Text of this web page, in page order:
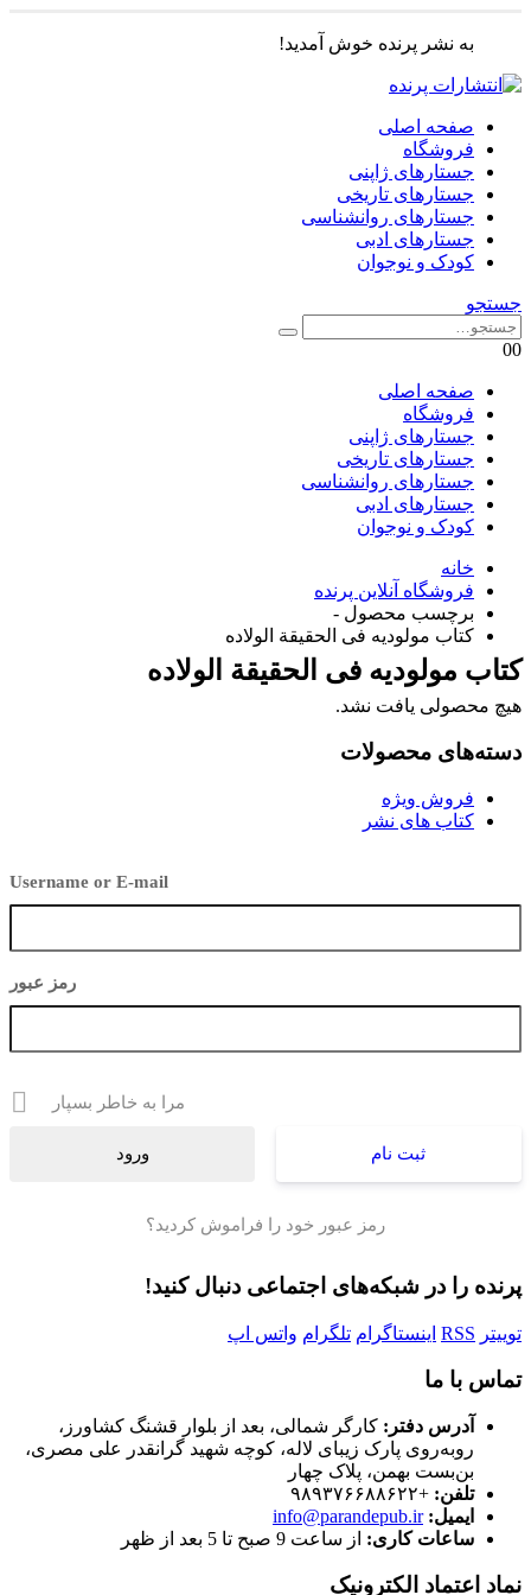
به نشر پرنده خوش آمدید!
صفحه اصلی
فروشگاه
جستارهای ژاپنی
جستارهای تاریخی
جستارهای روانشناسی
جستارهای ادبی
کودک و نوجوان
جستجو
00
صفحه اصلی
فروشگاه
جستارهای ژاپنی
جستارهای تاریخی
جستارهای روانشناسی
جستارهای ادبی
کودک و نوجوان
خانه
فروشگاه آنلاین پرنده
برچسب محصول -
کتاب مولوديه فى الحقيقة الولاده
کتاب مولوديه فى الحقيقة الولاده
هیچ محصولی یافت نشد.
دسته‌های محصولات
فروش ویژه
کتاب های نشر
Username or E-mail
رمز عبور
مرا به خاطر بسپار
ثبت نام
رمز عبور خود را فراموش کردید؟
پرنده را در شبکه‌های اجتماعی دنبال کنید!
توییتر RSS اینستاگرام تلگرام واتس اپ
تماس با ما
آدرس دفتر: کارگر شمالی، بعد از بلوار قشنگ کشاورز،
روبه‌روی پارک زیبای لاله، کوچه شهید گرانقدر علی مصری،
بن‌بست بهمن، پلاک چهار
تلفن: +۹۸۹۳۷۶۶۸۸۶۲۲
ایمیل: info@parandepub.ir
ساعات کاری: از ساعت 9 صبح تا 5 بعد از ظهر
نماد اعتماد الکترونیک